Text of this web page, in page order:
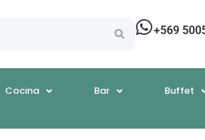
+569
Cocina Bar Buffet